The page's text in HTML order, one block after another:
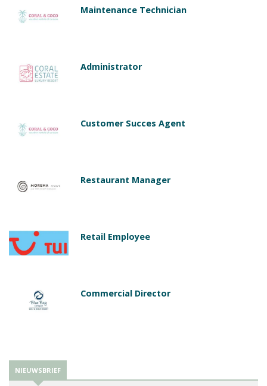
Maintenance Technician
Administrator
Customer Succes Agent
Restaurant Manager
Retail Employee
Commercial Director
NIEUWSBRIEF